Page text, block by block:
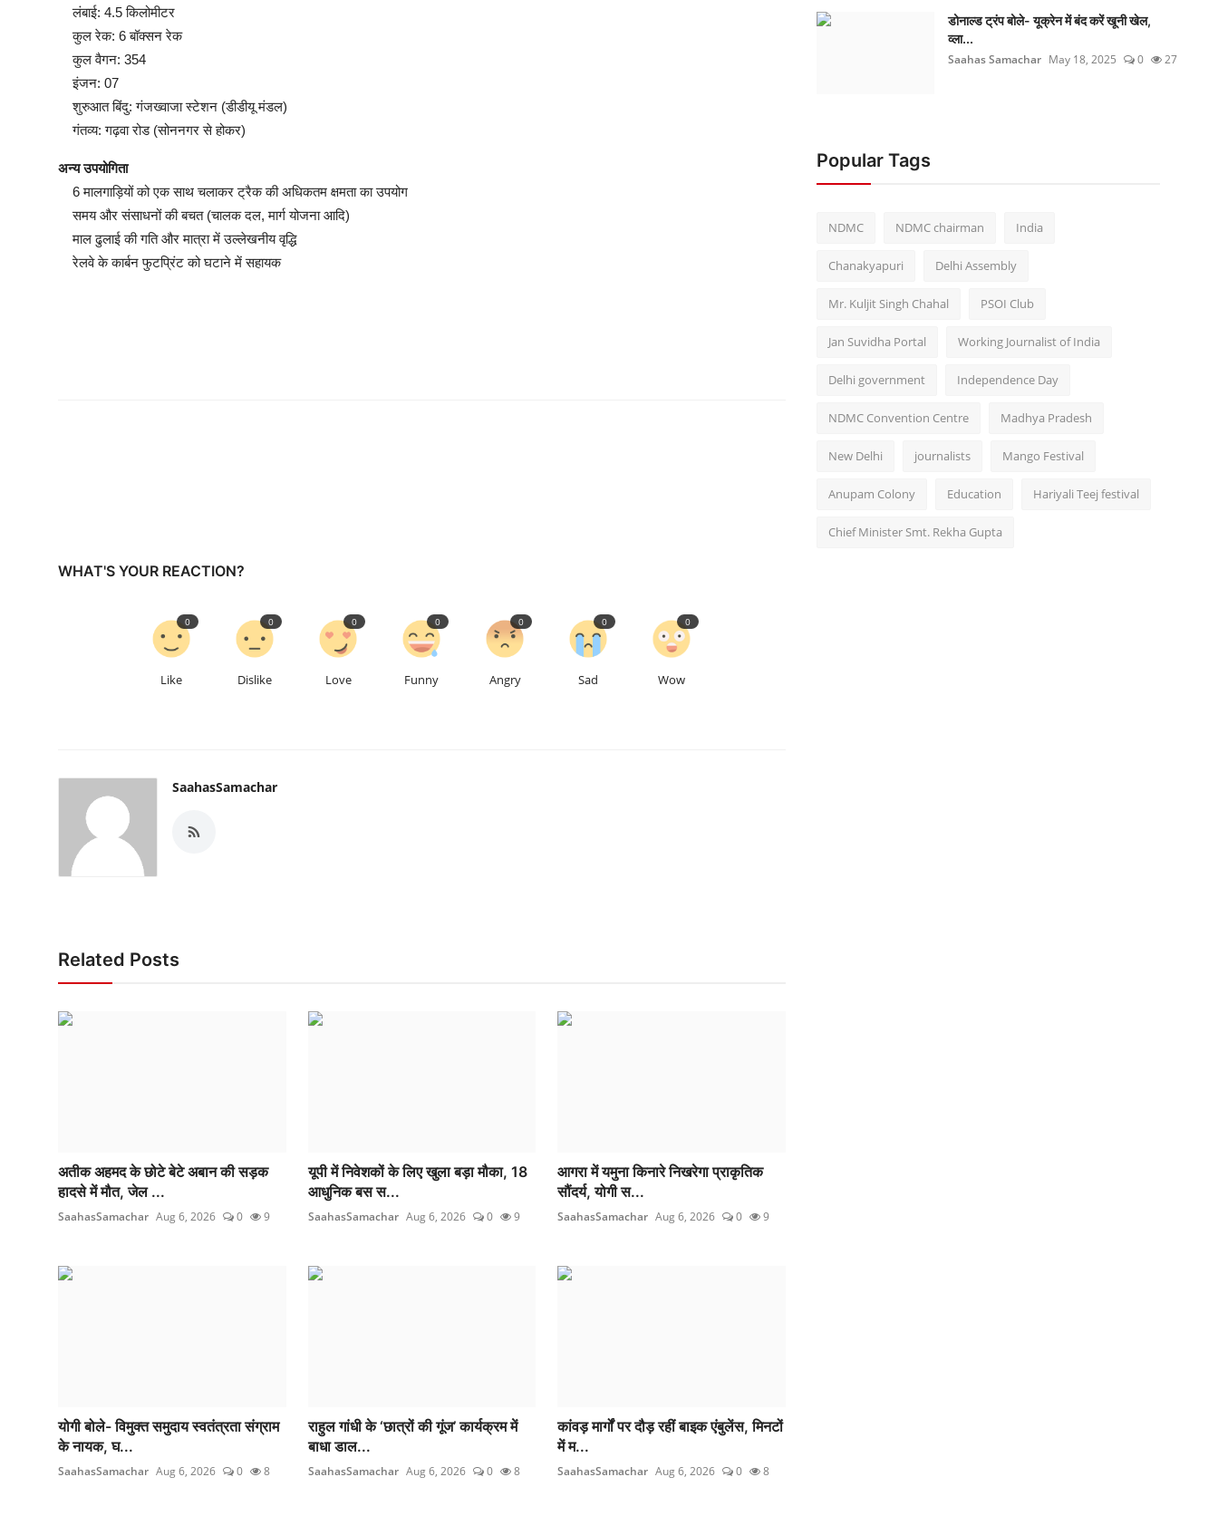
लंबाई: 4.5 किलोमीटर
कुल रेक: 6 बॉक्सन रेक
कुल वैगन: 354
इंजन: 07
शुरुआत बिंदु: गंजख्वाजा स्टेशन (डीडीयू मंडल)
गंतव्य: गढ़वा रोड (सोननगर से होकर)
अन्य उपयोगिता
6 मालगाड़ियों को एक साथ चलाकर ट्रैक की अधिकतम क्षमता का उपयोग
समय और संसाधनों की बचत (चालक दल, मार्ग योजना आदि)
माल ढुलाई की गति और मात्रा में उल्लेखनीय वृद्धि
रेलवे के कार्बन फुटप्रिंट को घटाने में सहायक
WHAT'S YOUR REACTION?
Like
0
Dislike
0
Love
0
Funny
0
Angry
0
Sad
0
Wow
0
SaahasSamachar
Related Posts
अतीक अहमद के छोटे बेटे अबान की सड़क
हादसे में मौत, जेल ...
SaahasSamachar Aug 6, 2026 0 9
यूपी में निवेशकों के लिए खुला बड़ा मौका, 18
आधुनिक बस स...
SaahasSamachar Aug 6, 2026 0 9
आगरा में यमुना किनारे निखरेगा प्राकृतिक
सौंदर्य, योगी स...
SaahasSamachar Aug 6, 2026 0 9
योगी बोले- विमुक्त समुदाय स्वतंत्रता संग्राम
के नायक, घ...
SaahasSamachar Aug 6, 2026 0 8
राहुल गांधी के ‘छात्रों की गूंज’ कार्यक्रम में
बाधा डाल...
SaahasSamachar Aug 6, 2026 0 8
कांवड़ मार्गों पर दौड़ रहीं बाइक एंबुलेंस, मिनटों
में म...
SaahasSamachar Aug 6, 2026 0 8
डोनाल्ड ट्रंप बोले- यूक्रेन में बंद करें खूनी खेल,
व्ला...
Saahas Samachar May 18, 2025 0 27
Popular Tags
NDMC NDMC chairman India
Chanakyapuri Delhi Assembly
Mr. Kuljit Singh Chahal PSOI Club
Jan Suvidha Portal Working Journalist of India
Delhi government Independence Day
NDMC Convention Centre Madhya Pradesh
New Delhi journalists Mango Festival
Anupam Colony Education Hariyali Teej festival
Chief Minister Smt. Rekha Gupta